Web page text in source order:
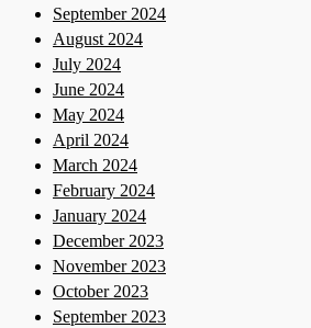
September 2024
August 2024
July 2024
June 2024
May 2024
April 2024
March 2024
February 2024
January 2024
December 2023
November 2023
October 2023
September 2023